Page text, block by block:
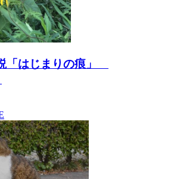
「はじまりの痕」